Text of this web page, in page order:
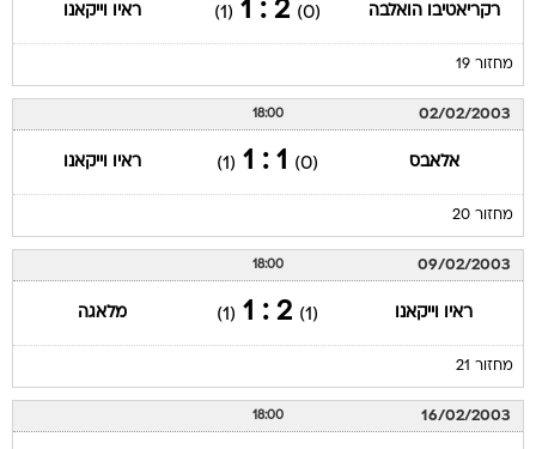
רקריאטיבו הואלבה (0)
2 : 1
(1) ראיו וייקאנו
מחזור 19
02/02/2003
18:00
אלאבס (0)
1 : 1
(1) ראיו וייקאנו
מחזור 20
09/02/2003
18:00
ראיו וייקאנו (1)
2 : 1
(1) מלאגה
מחזור 21
16/02/2003
18:00